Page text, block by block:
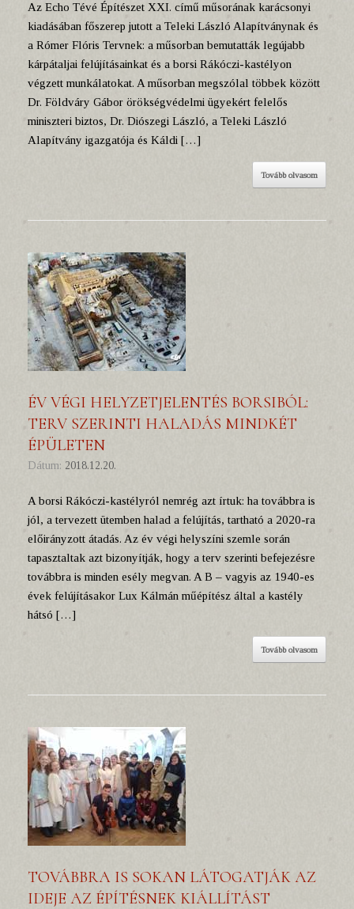
Az Echo Tévé Építészet XXI. című műsorának karácsonyi
kiadásában főszerep jutott a Teleki László Alapítványnak és
a Rómer Flóris Tervnek: a műsorban bemutatták legújabb
kárpátaljai felújításainkat és a borsi Rákóczi-kastélyon
végzett munkálatokat. A műsorban megszólal többek között
Dr. Földváry Gábor örökségvédelmi ügyekért felelős
miniszteri biztos, Dr. Diószegi László, a Teleki László
Alapítvány igazgatója és Káldi […]
Tovább olvasom
ÉV VÉGI HELYZETJELENTÉS BORSIBÓL:
TERV SZERINTI HALADÁS MINDKÉT
ÉPÜLETEN
Dátum: 2018.12.20.
A borsi Rákóczi-kastélyról nemrég azt írtuk: ha továbbra is
jól, a tervezett ütemben halad a felújítás, tartható a 2020-ra
előirányzott átadás. Az év végi helyszíni szemle során
tapasztaltak azt bizonyítják, hogy a terv szerinti befejezésre
továbbra is minden esély megvan. A B – vagyis az 1940-es
évek felújításakor Lux Kálmán műépítész által a kastély
hátsó […]
Tovább olvasom
TOVÁBBRA IS SOKAN LÁTOGATJÁK AZ
IDEJE AZ ÉPÍTÉSNEK KIÁLLÍTÁST